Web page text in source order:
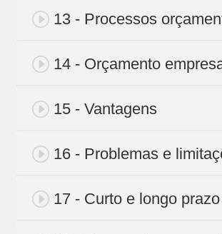
13 - Processos
14 - Orçamento
15 - Vantagens
16 - Problemas e
17 - Curto e longo prazo